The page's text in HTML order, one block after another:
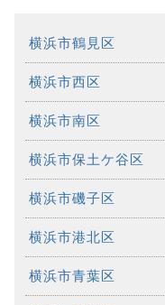
横浜市鶴見区
横浜市西区
横浜市南区
横浜市保土ケ谷区
横浜市磯子区
横浜市港北区
横浜市青葉区